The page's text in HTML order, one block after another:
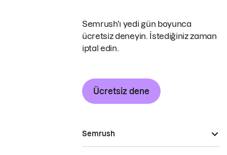
Semrush'ı yedi gün boyunca
ücretsiz deneyin. İstediğiniz zaman
iptal edin.
Ücretsiz dene
Semrush